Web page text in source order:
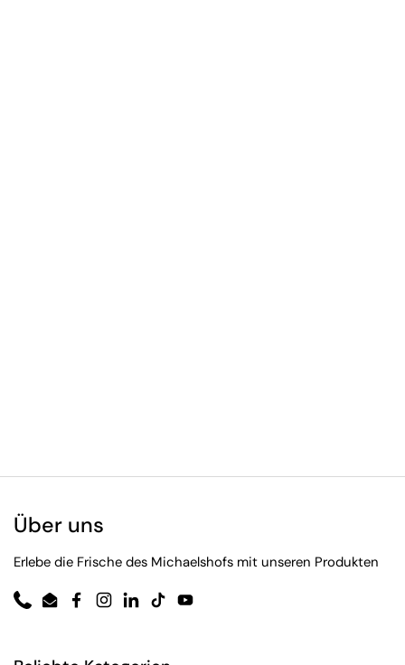
Über uns
Erlebe die Frische des Michaelshofs mit unseren Produkten
PhoneEmailFacebook
Instagram
LinkedIn
TikTokYouTube